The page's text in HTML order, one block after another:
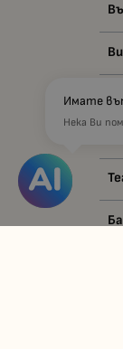
Имате
Нека Ви